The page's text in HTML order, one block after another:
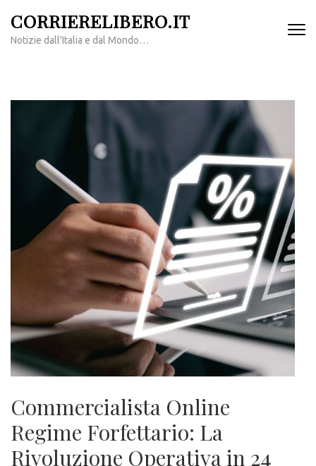
contenuto
CORRIERELIBERO.IT
Notizie dall'Italia e dal Mondo…
Commercialista Online
Regime Forfettario: La
Rivoluzione Operativa in 24